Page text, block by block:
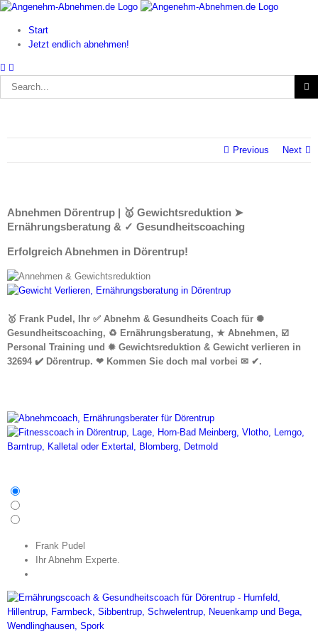
Skip
contentStart
Jetzt endlich abnehmen!
Search
for:
Previous Next
Abnehmen Dörentrup | 🥇 Gewichtsreduktion ➤
Ernährungsberatung & ✓ Gesundheitscoaching
Erfolgreich Abnehmen in Dörentrup!
🥇 Frank Pudel, Ihr ✅ Abnehm & Gesundheits Coach für ✺
Gesundheitscoaching, ♻ Ernährungsberatung, ★ Abnehmen, ☑️
Personal Training und ✹ Gewichtsreduktion & Gewicht verlieren in
32694 ✔️ Dörentrup. ❤ Kommen Sie doch mal vorbei ✉ ✔.
Frank Pudel
Ihr Abnehm Experte.